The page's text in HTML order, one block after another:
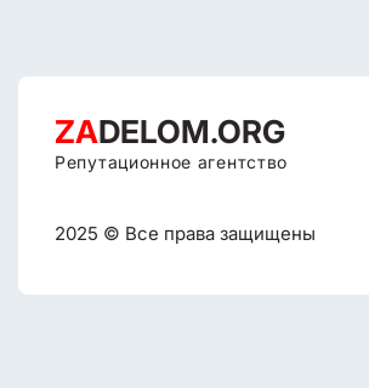
ZADELOM.ORG
Репутационное агентство
2025 © Все права защищены